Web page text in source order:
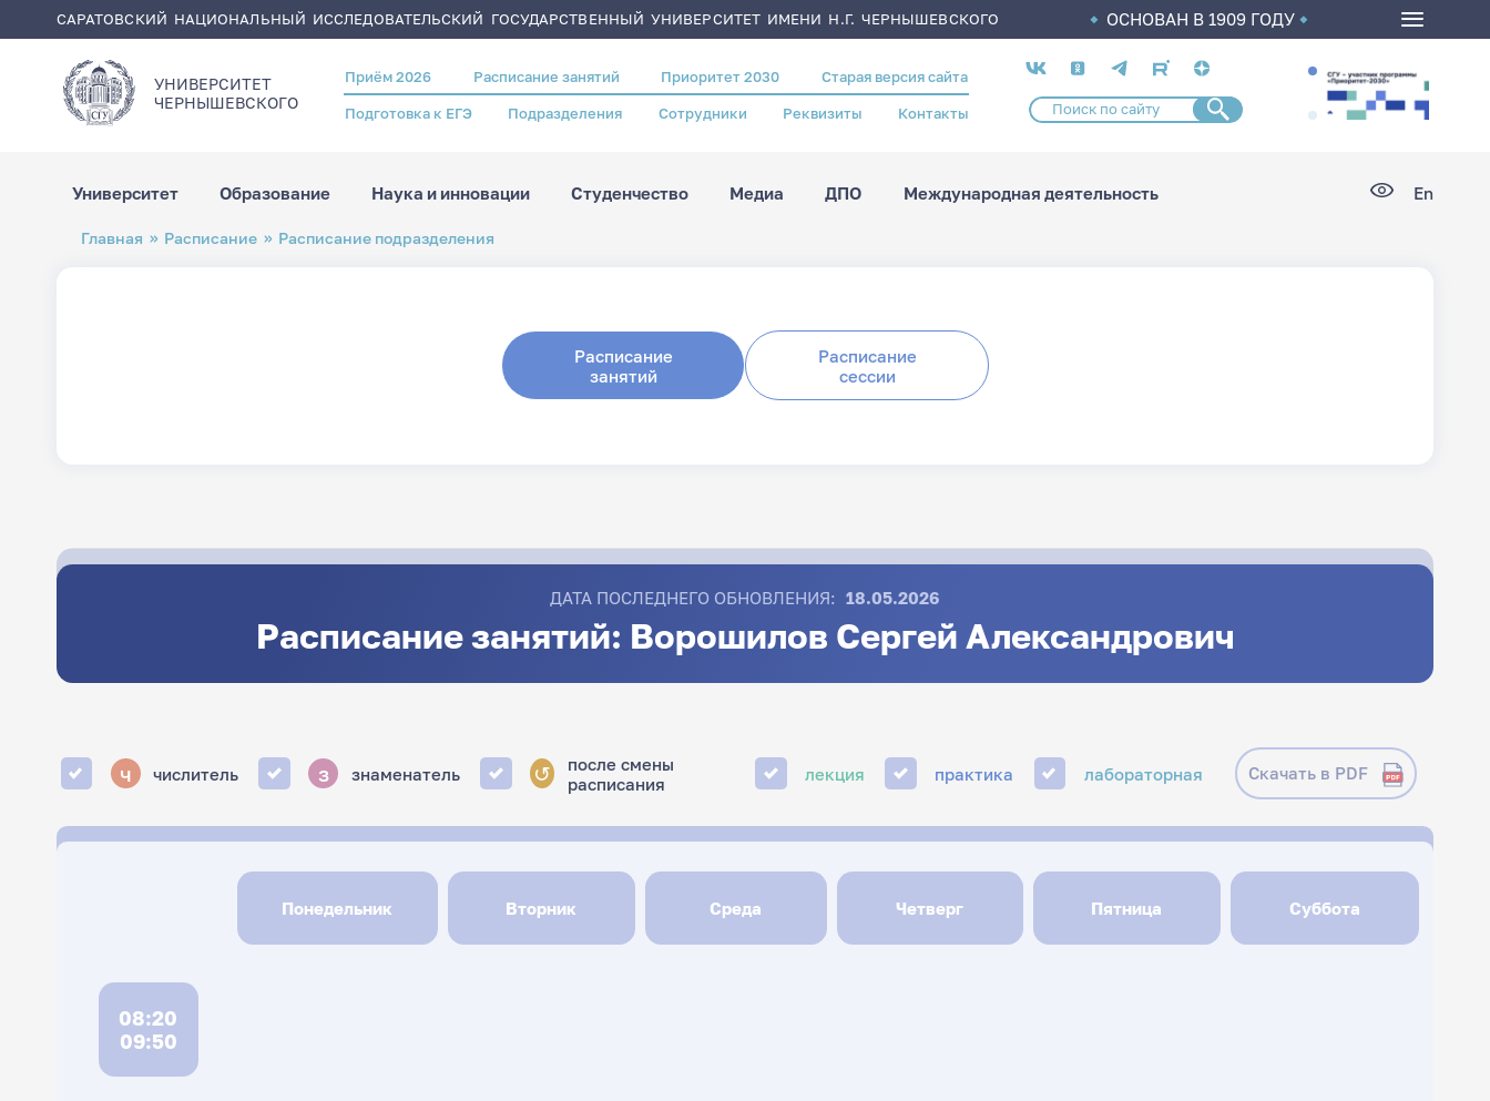
САРАТОВСКИЙ НАЦИОНАЛЬНЫЙ ИССЛЕДОВАТЕЛЬСКИЙ ГОСУДАРСТВЕННЫЙ УНИВЕРСИТЕТ ИМЕНИ Н.Г. ЧЕРНЫШЕВСКОГО ОСНОВАН В 1909 ГОДУ
УНИВЕРСИТЕТ
ЧЕРНЫШЕВСКОГO
Header
menu
Приём 2026 Расписание занятий Приоритет 2030 Старая версия сайта
Подготовка к ЕГЭ Подразделения Сотрудники Реквизиты Контакты
Социальные
сети
Университет Образование Наука и инновации Студенчество Медиа ДПО Международная деятельность En
Строка
навигации
Главная Расписание Расписание подразделения
Расписание
занятий
Расписание
сессии
ДАТА ПОСЛЕДНЕГО ОБНОВЛЕНИЯ: 18.05.2026
Расписание занятий: Ворошилов Сергей Александрович
ч числитель з знаменатель ↺
после смены
расписания
лекция практика лабораторная Скачать в PDF
Понедельник Вторник Среда Четверг Пятница Суббота
08:20
09:50